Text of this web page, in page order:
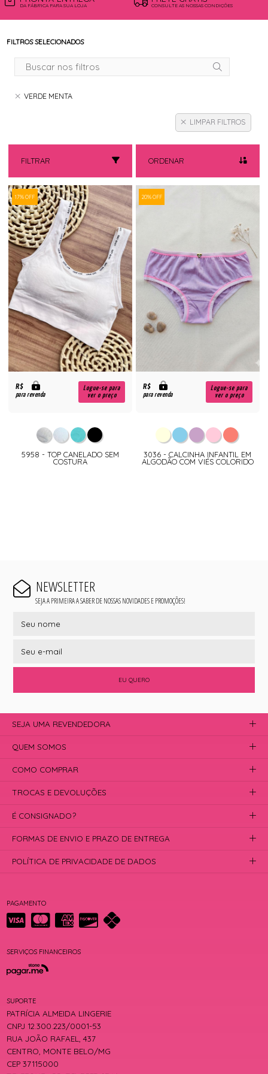
DA FÁBRICA PARA SUA LOJA CONSULTE AS NOSSAS CONDIÇÕES
FILTROS SELECIONADOS
VERDE MENTA
LIMPAR FILTROS
FILTRAR ORDENAR
17% OFF
R$
para revenda
Logue-se para
ver o preço
5958 - TOP CANELADO SEM
COSTURA
20% OFF
R$
para revenda
Logue-se para
ver o preço
3036 - CALCINHA INFANTIL EM
ALGODÃO COM VIÉS COLORIDO
NEWSLETTER
SEJA A PRIMEIRA A SABER DE NOSSAS NOVIDADES E PROMOÇÕES!
EU QUERO
PAGAMENTO
SERVIÇOS FINANCEIROS
SUPORTE
PATRÍCIA ALMEIDA LINGERIE
CNPJ 12.300.223/0001-53
RUA JOÃO RAFAEL, 437
CENTRO, MONTE BELO/MG
CEP 37115000
SEJA UMA REVENDEDORA
QUEM SOMOS
COMO COMPRAR
TROCAS E DEVOLUÇÕES
É CONSIGNADO?
FORMAS DE ENVIO E PRAZO DE ENTREGA
POLÍTICA DE PRIVACIDADE DE DADOS